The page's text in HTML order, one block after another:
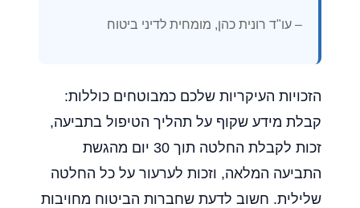
– עו"ד רונית כהן, מומחית לדיני ביטוח
הזכויות העיקריות שלכם כמבוטחים כוללות:
קבלת מידע שקוף על תהליך הטיפול בתביעה,
זכות לקבלת החלטה תוך 30 יום מהגשת
התביעה המלאה, וזכות לערעור על כל החלטה
שלילית. חשוב לדעת שחברות הביטוח מחויבות